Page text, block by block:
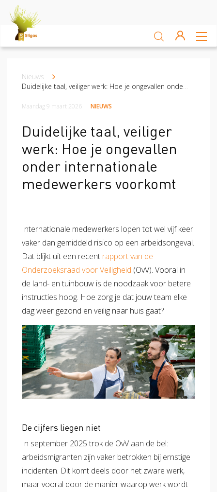
Kennisbank
Sectoren
Akkerbouw en vollegrondsteelt Bloembollenteelt en
Veiligheid
Veiligheid
Verzuim
Verzuimbegeleiding Arbopakket seizoenswerker
Vitaliteit
Vitaliteitsscan Vertrouwenspersoon
Actueel
Actueel
Nieuws Nieuwsbrief Publicaties
Over Stigas
3V's van Stigas Aan de slag met Vitaliteit
Sluiten
Kruimelpad
Nieuws
Duidelijke taal, veiliger werk: Hoe je ongevallen onder internationale medewerkers voorkomt
Maandag 9 maart 2026 NIEUWS
Duidelijke taal, veiliger
werk: Hoe je ongevallen
onder internationale
medewerkers voorkomt
Internationale medewerkers lopen tot wel vijf keer
vaker dan gemiddeld risico op een arbeidsongeval.
Dat blijkt uit een recent rapport van de
Onderzoeksraad voor Veiligheid (OvV). Vooral in
de land- en tuinbouw is de noodzaak voor betere
instructies hoog. Hoe zorg je dat jouw team elke
dag weer gezond en veilig naar huis gaat?
De cijfers liegen niet
In september 2025 trok de OvV aan de bel:
arbeidsmigranten zijn vaker betrokken bij ernstige
incidenten. Dit komt deels door het zware werk,
maar vooral door de manier waarop werk wordt